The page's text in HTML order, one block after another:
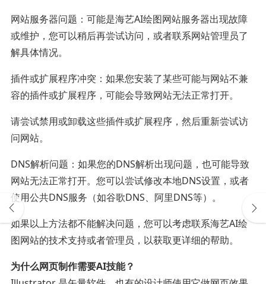
网站服务器问题：可能是海艺AI绘图网站服务器出现故障
或维护，您可以稍后再尝试访问，或者联系网站管理员了
解具体情况。
插件或扩展程序冲突：如果您安装了某些可能与网站不兼
容的插件或扩展程序，可能会导致网站无法正常打开。
请尝试禁用或卸载这些插件或扩展程序，然后重新尝试访
问网站。
DNS解析问题：如果您的DNS解析出现问题，也可能导致
网站无法正常打开。您可以尝试修改本地DNS设置，或者
使用公共DNS服务（如谷歌DNS、阿里DNS等）。
如果以上方法都不能解决问题，您可以考虑联系海艺AI绘
图网站的技术支持或者管理员，以获取更详细的帮助。
为什么网页制作需要AI技能？